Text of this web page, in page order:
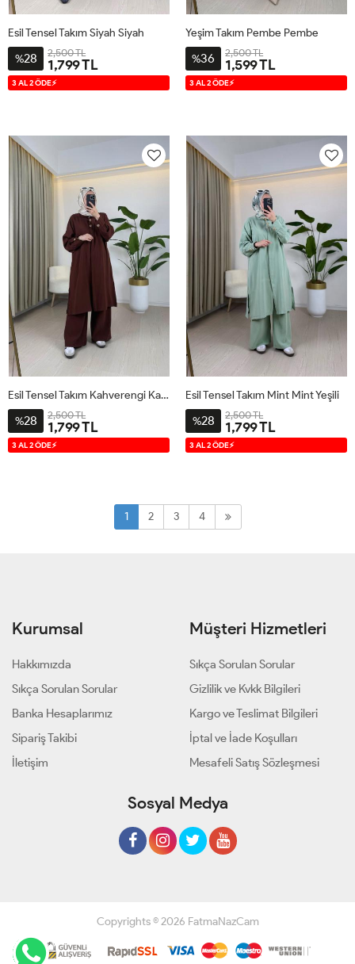
S
Esil Tensel Takım Siyah Siyah
%28 2,500 TL
1,799 TL
3 AL 2 ÖDE⚡ S
Yeşim Takım Pembe Pembe
%36 2,500 TL
1,599 TL
3 AL 2 ÖDE⚡
S
Esil Tensel Takım Kahverengi Kahverengi
%28 2,500 TL
1,799 TL
3 AL 2 ÖDE⚡ S
Esil Tensel Takım Mint Mint Yeşili
%28 2,500 TL
1,799 TL
3 AL 2 ÖDE⚡
1 2 3 4
Kurumsal
Hakkımızda
Sıkça Sorulan Sorular
Banka Hesaplarımız
Sipariş Takibi
İletişim
Müşteri Hizmetleri
Sıkça Sorulan Sorular
Gizlilik ve Kvkk Bilgileri
Kargo ve Teslimat Bilgileri
İptal ve İade Koşulları
Mesafeli Satış Sözleşmesi
Sosyal Medya
Copyrights © 2026 FatmaNazCam